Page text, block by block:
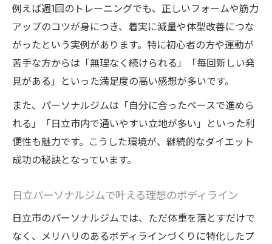
例えば週1回のトレーニングでも、正しいフォームや筋力
アップのコツが身につき、着実に減量や体型改善につな
がったという実例があります。特に初心者の方や運動が
苦手な方からは「無理なく続けられる」「毎回新しい発
見がある」といった満足度の高い感想が多いです。
また、パーソナルジムは「自分に合ったペースで進めら
れる」「日立市内で通いやすい立地が多い」といった利
便性も魅力です。こうした環境が、継続的なダイエット
成功の秘訣となっています。
日立パーソナルジムで叶える理想のボディライン
日立市のパーソナルジムでは、ただ体重を落とすだけで
なく、メリハリのあるボディラインづくりに特化したプ